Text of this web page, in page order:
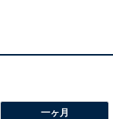
一ヶ月